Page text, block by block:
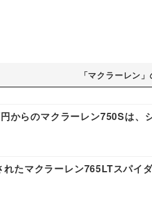
「マクラーレン
からのマクラーレン750Sは、
れたマクラーレン765LTスパイ